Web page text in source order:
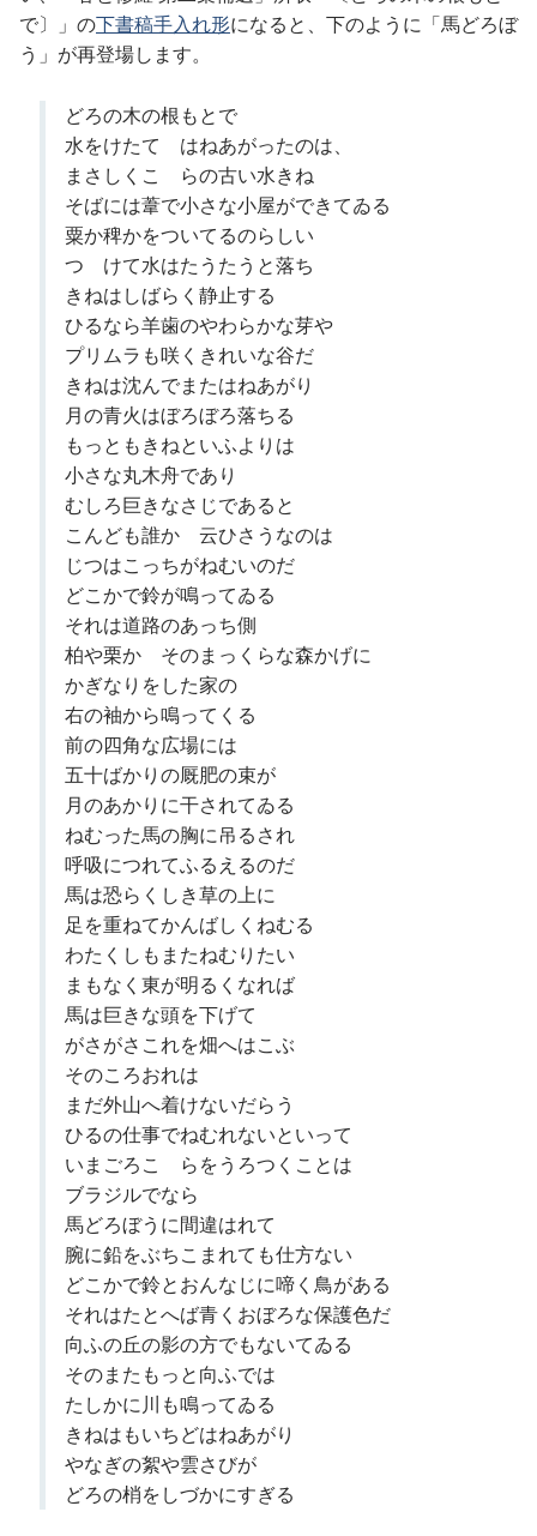
で〕」の下書稿手入れ形になると、下のように「馬どろぼ
う」が再登場します。
どろの木の根もとで
水をけたてゝはねあがったのは、
まさしくこゝらの古い水きね
そばには葦で小さな小屋ができてゐる
粟か稗かをついてるのらしい
つゞけて水はたうたうと落ち
きねはしばらく静止する
ひるなら羊歯のやわらかな芽や
プリムラも咲くきれいな谷だ
きねは沈んでまたはねあがり
月の青火はぼろぼろ落ちる
もっともきねといふよりは
小さな丸木舟であり
むしろ巨きなさじであると
こんども誰かゞ云ひさうなのは
じつはこっちがねむいのだ
どこかで鈴が鳴ってゐる
それは道路のあっち側
柏や栗か そのまっくらな森かげに
かぎなりをした家の
右の袖から鳴ってくる
前の四角な広場には
五十ばかりの厩肥の束が
月のあかりに干されてゐる
ねむった馬の胸に吊るされ
呼吸につれてふるえるのだ
馬は恐らくしき草の上に
足を重ねてかんばしくねむる
わたくしもまたねむりたい
まもなく東が明るくなれば
馬は巨きな頭を下げて
がさがさこれを畑へはこぶ
そのころおれは
まだ外山へ着けないだらう
ひるの仕事でねむれないといって
いまごろこゝらをうろつくことは
ブラジルでなら
馬どろぼうに間違はれて
腕に鉛をぶちこまれても仕方ない
どこかで鈴とおんなじに啼く鳥がある
それはたとへば青くおぼろな保護色だ
向ふの丘の影の方でもないてゐる
そのまたもっと向ふでは
たしかに川も鳴ってゐる
きねはもいちどはねあがり
やなぎの絮や雲さびが
どろの梢をしづかにすぎる